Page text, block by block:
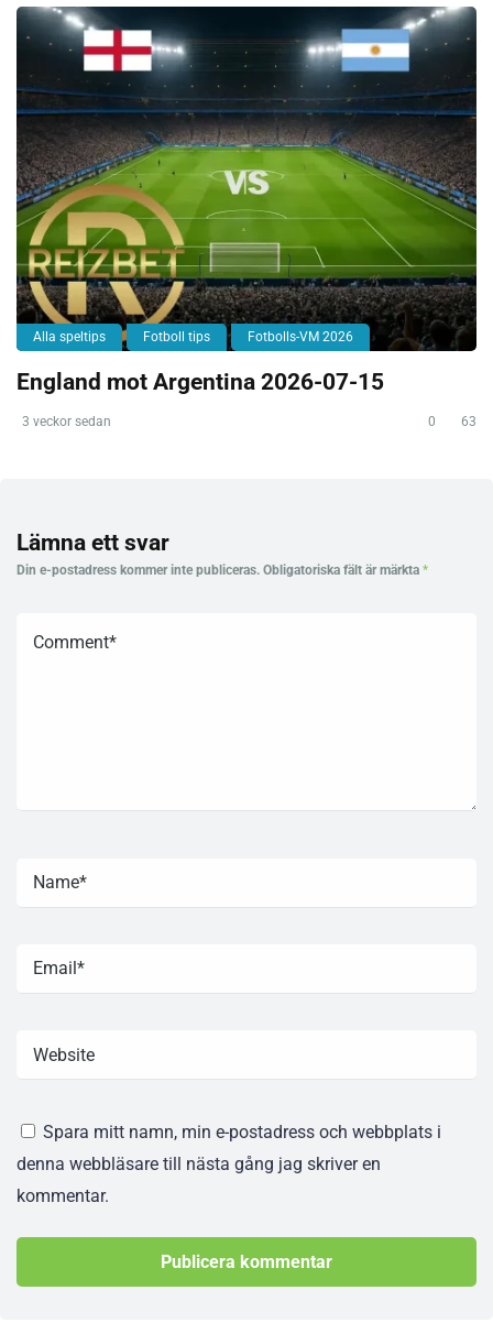
Alla speltips Fotboll tips Fotbolls-VM 2026
England mot Argentina 2026-07-15
3 veckor sedan 0 63
Lämna ett svar
Din e-postadress kommer inte publiceras. Obligatoriska fält är märkta *
Spara mitt namn, min e-postadress och webbplats i
denna webbläsare till nästa gång jag skriver en
kommentar.